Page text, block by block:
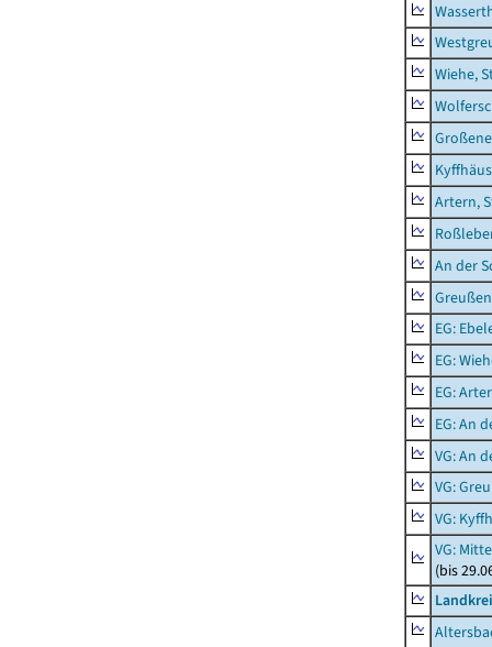
Wiehe,
Artern,
An der
EG:
EG:
EG:
EG: An
VG: An
VG:
VG:
VG:
(bis